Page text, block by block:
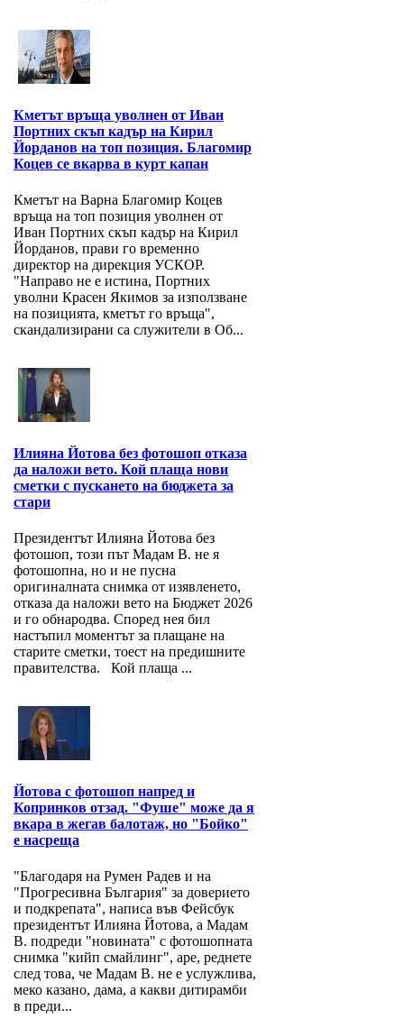
Кметът връща уволнен от Иван
Портних скъп кадър на Кирил
Йорданов на топ позиция. Благомир
Коцев се вкарва в курт капан
Кметът на Варна Благомир Коцев
връща на топ позиция уволнен от
Иван Портних скъп кадър на Кирил
Йорданов, прави го временно
директор на дирекция УСКОР.
"Направо не е истина, Портних
уволни Красен Якимов за използване
на позицията, кметът го връща",
скандализирани са служители в Об...
Илияна Йотова без фотошоп отказа
да наложи вето. Кой плаща нови
сметки с пускането на бюджета за
стари
Президентът Илияна Йотова без
фотошоп, този път Мадам В. не я
фотошопна, но и не пусна
оригиналната снимка от изявленето,
отказа да наложи вето на Бюджет 2026
и го обнародва. Според нея бил
настъпил моментът за плащане на
старите сметки, тоест на предишните
правителства. Кой плаща ...
Йотова с фотошоп напред и
Копринков отзад. "Фуше" може да я
вкара в жегав балотаж, но "Бойко"
е насреща
"Благодаря на Румен Радев и на
"Прогресивна България" за доверието
и подкрепата", написа във Фейсбук
президентът Илияна Йотова, а Мадам
В. подреди "новината" с фотошопната
снимка "кийп смайлинг", аре, реднете
след това, че Мадам В. не е услужлива,
меко казано, дама, а какви дитирамби
в преди...